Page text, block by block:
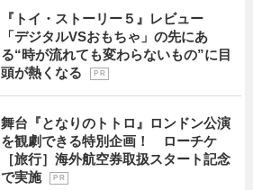
『トイ・ストーリー５』レビュー
「デジタルVSおもちゃ」の先にあ
る“時が流れても変わらないもの”に目
頭が熱くなる
P R
舞台『となりのトトロ』ロンドン公演
を観劇できる特別企画！ ローチケ
［旅行］海外航空券取扱スタート記念
で実施
P R